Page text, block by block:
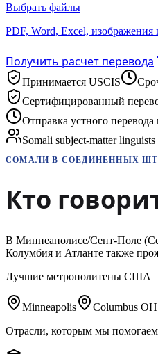
Выбрать файлы
PDF, Word, Excel, изображения
Получить расчет перевода
Принимается USCIS
Сертифицированный
Отправка устного перевода
Somali subject-matter linguists
СОМАЛИ В СОЕДИНЕННЫХ
Кто
В Миннеаполисе/Сент-Поле
Колумбия и Атланте также
Лучшие метрополитены США
Minneapolis Columbus OH
Отрасли, которым мы помогаем